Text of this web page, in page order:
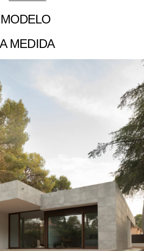
MODELO
A MEDIDA